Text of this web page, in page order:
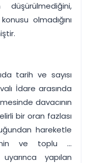
olmadığını
tarih ve sayısı
İdare arasında
davacının
bir oran fazlası
hareketle
ve toplu ...
yapılan